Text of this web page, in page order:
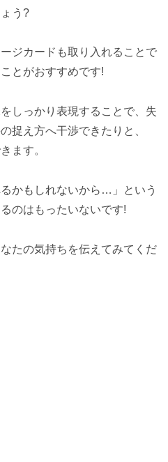
う?
ジカードも取り入れることで
とがおすすめです!
しっかり表現することで、失
捉え方へ干渉できたりと、
ます。
かもしれないから…」という
のはもったいないです!
たの気持ちを伝えてみてくだ